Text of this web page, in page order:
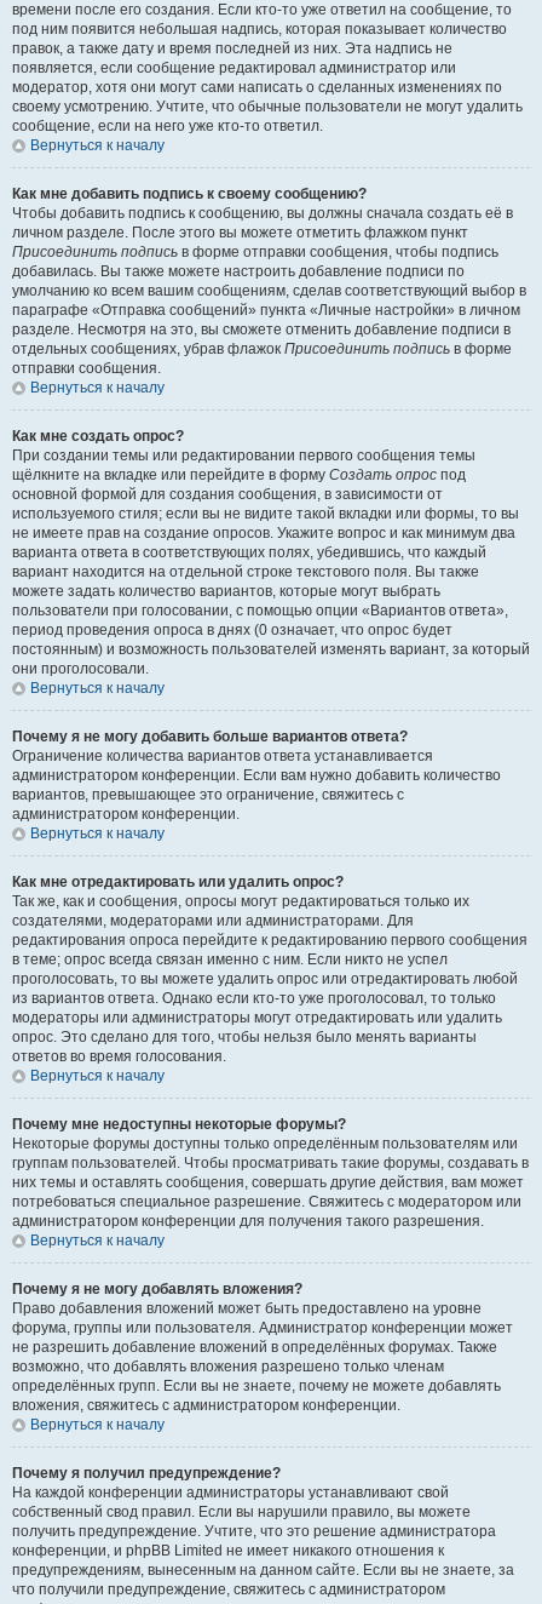
времени после его создания. Если кто-то уже ответил на сообщение, то
под ним появится небольшая надпись, которая показывает количество
правок, а также дату и время последней из них. Эта надпись не
появляется, если сообщение редактировал администратор или
модератор, хотя они могут сами написать о сделанных изменениях по
своему усмотрению. Учтите, что обычные пользователи не могут удалить
сообщение, если на него уже кто-то ответил.
Вернуться к началу
Как мне добавить подпись к своему сообщению?
Чтобы добавить подпись к сообщению, вы должны сначала создать её в
личном разделе. После этого вы можете отметить флажком пункт
Присоединить подпись в форме отправки сообщения, чтобы подпись
добавилась. Вы также можете настроить добавление подписи по
умолчанию ко всем вашим сообщениям, сделав соответствующий выбор в
параграфе «Отправка сообщений» пункта «Личные настройки» в личном
разделе. Несмотря на это, вы сможете отменить добавление подписи в
отдельных сообщениях, убрав флажок Присоединить подпись в форме
отправки сообщения.
Вернуться к началу
Как мне создать опрос?
При создании темы или редактировании первого сообщения темы
щёлкните на вкладке или перейдите в форму Создать опрос под
основной формой для создания сообщения, в зависимости от
используемого стиля; если вы не видите такой вкладки или формы, то вы
не имеете прав на создание опросов. Укажите вопрос и как минимум два
варианта ответа в соответствующих полях, убедившись, что каждый
вариант находится на отдельной строке текстового поля. Вы также
можете задать количество вариантов, которые могут выбрать
пользователи при голосовании, с помощью опции «Вариантов ответа»,
период проведения опроса в днях (0 означает, что опрос будет
постоянным) и возможность пользователей изменять вариант, за который
они проголосовали.
Вернуться к началу
Почему я не могу добавить больше вариантов ответа?
Ограничение количества вариантов ответа устанавливается
администратором конференции. Если вам нужно добавить количество
вариантов, превышающее это ограничение, свяжитесь с
администратором конференции.
Вернуться к началу
Как мне отредактировать или удалить опрос?
Так же, как и сообщения, опросы могут редактироваться только их
создателями, модераторами или администраторами. Для
редактирования опроса перейдите к редактированию первого сообщения
в теме; опрос всегда связан именно с ним. Если никто не успел
проголосовать, то вы можете удалить опрос или отредактировать любой
из вариантов ответа. Однако если кто-то уже проголосовал, то только
модераторы или администраторы могут отредактировать или удалить
опрос. Это сделано для того, чтобы нельзя было менять варианты
ответов во время голосования.
Вернуться к началу
Почему мне недоступны некоторые форумы?
Некоторые форумы доступны только определённым пользователям или
группам пользователей. Чтобы просматривать такие форумы, создавать в
них темы и оставлять сообщения, совершать другие действия, вам может
потребоваться специальное разрешение. Свяжитесь с модератором или
администратором конференции для получения такого разрешения.
Вернуться к началу
Почему я не могу добавлять вложения?
Право добавления вложений может быть предоставлено на уровне
форума, группы или пользователя. Администратор конференции может
не разрешить добавление вложений в определённых форумах. Также
возможно, что добавлять вложения разрешено только членам
определённых групп. Если вы не знаете, почему не можете добавлять
вложения, свяжитесь с администратором конференции.
Вернуться к началу
Почему я получил предупреждение?
На каждой конференции администраторы устанавливают свой
собственный свод правил. Если вы нарушили правило, вы можете
получить предупреждение. Учтите, что это решение администратора
конференции, и phpBB Limited не имеет никакого отношения к
предупреждениям, вынесенным на данном сайте. Если вы не знаете, за
что получили предупреждение, свяжитесь с администратором